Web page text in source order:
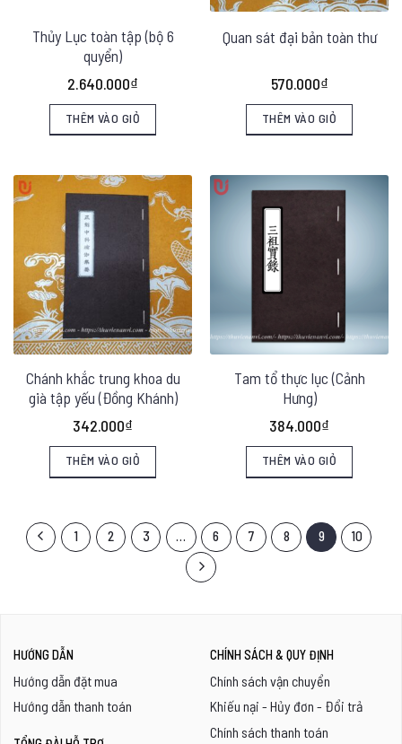
Thủy Lục toàn tập (bộ 6
quyển)
2.640.000₫
THÊM VÀO GIỎ
Quan sát đại bản toàn thư
570.000₫
THÊM VÀO GIỎ
Chánh khắc trung khoa du
già tập yếu (Đồng Khánh)
342.000₫
THÊM VÀO GIỎ
Tam tổ thực lục (Cảnh
Hưng)
384.000₫
THÊM VÀO GIỎ
1 2 3 6 7 8 9 10
HƯỚNG DẪN
Hướng dẫn đặt mua
Hướng dẫn thanh toán
CHÍNH SÁCH & QUY ĐỊNH
Chính sách vận chuyển
Khiếu nại - Hủy đơn - Đổi trả
Chính sách thanh toán